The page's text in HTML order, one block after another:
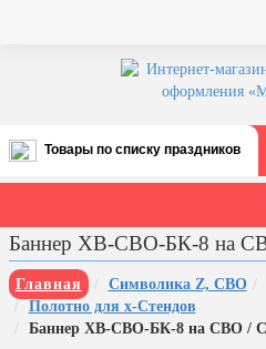
Товары по списку праздников
Все праздники
августа)
12 августа, День ВВС
22 августа, День Государственного
флага РФ
Баннер ХВ-СВО-БК-8 на
Главная Символика Z, СВО
Полотно для х-Стендов
Баннер ХВ-СВО-БК-8 на СВО /